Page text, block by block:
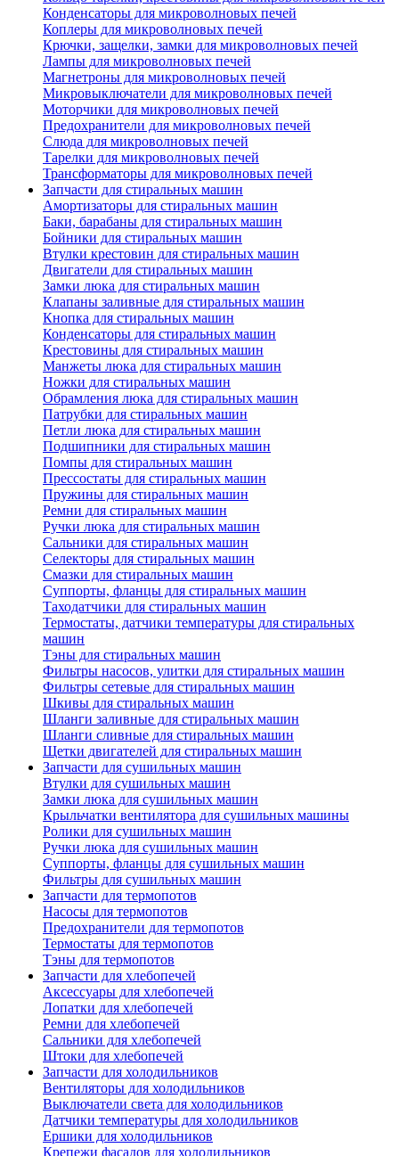
Конденсаторы для микроволновых печей
Коплеры для микроволновых печей
Крючки, защелки, замки для микроволновых печей
Лампы для микроволновых печей
Магнетроны для микроволновых печей
Микровыключатели для микроволновых печей
Моторчики для микроволновых печей
Предохранители для микроволновых печей
Слюда для микроволновых печей
Тарелки для микроволновых печей
Трансформаторы для микроволновых печей
Запчасти для стиральных машин
Амортизаторы для стиральных машин
Баки, барабаны для стиральных машин
Бойники для стиральных машин
Втулки крестовин для стиральных машин
Двигатели для стиральных машин
Замки люка для стиральных машин
Клапаны заливные для стиральных машин
Кнопка для стиральных машин
Конденсаторы для стиральных машин
Крестовины для стиральных машин
Манжеты люка для стиральных машин
Ножки для стиральных машин
Обрамления люка для стиральных машин
Патрубки для стиральных машин
Петли люка для стиральных машин
Подшипники для стиральных машин
Помпы для стиральных машин
Прессостаты для стиральных машин
Пружины для стиральных машин
Ремни для стиральных машин
Ручки люка для стиральных машин
Сальники для стиральных машин
Селекторы для стиральных машин
Смазки для стиральных машин
Суппорты, фланцы для стиральных машин
Таходатчики для стиральных машин
Термостаты, датчики температуры для стиральных
машин
Тэны для стиральных машин
Фильтры насосов, улитки для стиральных машин
Фильтры сетевые для стиральных машин
Шкивы для стиральных машин
Шланги заливные для стиральных машин
Шланги сливные для стиральных машин
Щетки двигателей для стиральных машин
Запчасти для сушильных машин
Втулки для сушильных машин
Замки люка для сушильных машин
Крыльчатки вентилятора для сушильных машины
Ролики для сушильных машин
Ручки люка для сушильных машин
Суппорты, фланцы для сушильных машин
Фильтры для сушильных машин
Запчасти для термопотов
Насосы для термопотов
Предохранители для термопотов
Термостаты для термопотов
Тэны для термопотов
Запчасти для хлебопечей
Аксессуары для хлебопечей
Лопатки для хлебопечей
Ремни для хлебопечей
Сальники для хлебопечей
Штоки для хлебопечей
Запчасти для холодильников
Вентиляторы для холодильников
Выключатели света для холодильников
Датчики температуры для холодильников
Ершики для холодильников
Крепежи фасадов для холодильников